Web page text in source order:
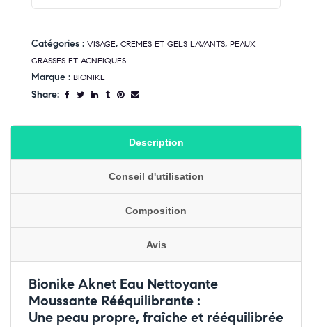
Catégories : VISAGE, CREMES ET GELS LAVANTS, PEAUX
GRASSES ET ACNEIQUES
Marque : BIONIKE
Share:
Description
Conseil d'utilisation
Composition
Avis
Bionike Aknet Eau Nettoyante
Moussante Rééquilibrante :
Une peau propre, fraîche et rééquilibrée